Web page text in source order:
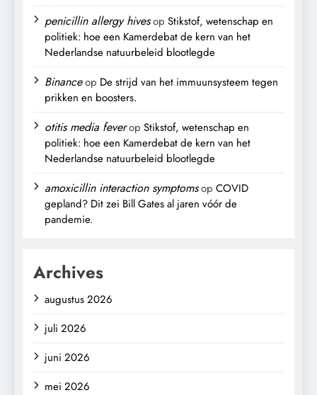
penicillin allergy hivesop Stikstof, wetenschap en
politiek: hoe een Kamerdebat de kern van het
Nederlandse natuurbeleid blootlegde
Binanceop De strijd van het immuunsysteem tegen
prikken en boosters.
otitis media feverop Stikstof, wetenschap en
politiek: hoe een Kamerdebat de kern van het
Nederlandse natuurbeleid blootlegde
amoxicillin interaction symptomsop COVID
gepland? Dit zei Bill Gates al jaren vóór de
pandemie.
Archives
augustus 2026
juli 2026
juni 2026
mei 2026